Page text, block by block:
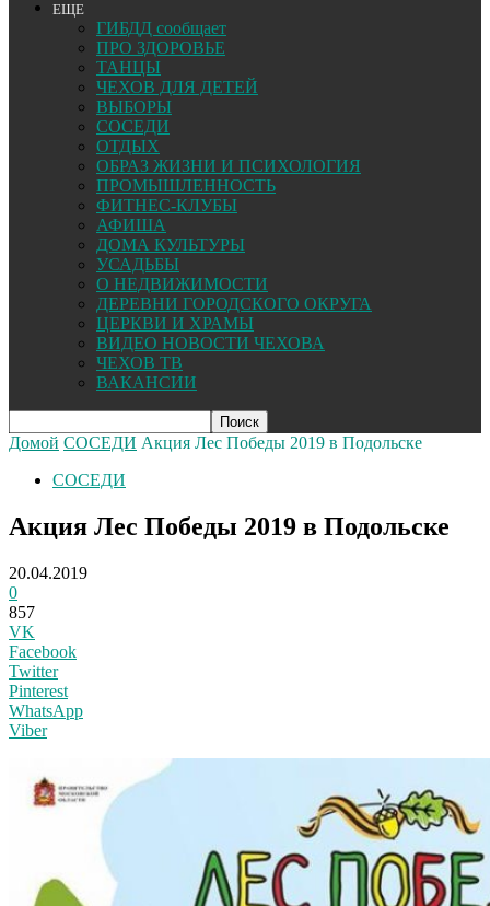
ЕЩЕ
ГИБДД сообщает
ПРО ЗДОРОВЬЕ
ТАНЦЫ
ЧЕХОВ ДЛЯ ДЕТЕЙ
ВЫБОРЫ
СОСЕДИ
ОТДЫХ
ОБРАЗ ЖИЗНИ И ПСИХОЛОГИЯ
ПРОМЫШЛЕННОСТЬ
ФИТНЕС-КЛУБЫ
АФИША
ДОМА КУЛЬТУРЫ
УСАДЬБЫ
О НЕДВИЖИМОСТИ
ДЕРЕВНИ ГОРОДСКОГО ОКРУГА
ЦЕРКВИ И ХРАМЫ
ВИДЕО НОВОСТИ ЧЕХОВА
ЧЕХОВ ТВ
ВАКАНСИИ
Домой СОСЕДИ Акция Лес Победы 2019 в Подольске
СОСЕДИ
Акция Лес Победы 2019 в Подольске
20.04.2019
0
857
VK
Facebook
Twitter
Pinterest
WhatsApp
Viber